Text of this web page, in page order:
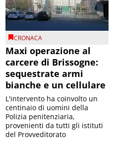
CRONACA
Maxi operazione al
carcere di Brissogne:
sequestrate armi
bianche e un cellulare
L'intervento ha coinvolto un
centinaio di uomini della
Polizia penitenziaria,
provenienti da tutti gli istituti
del Provveditorato